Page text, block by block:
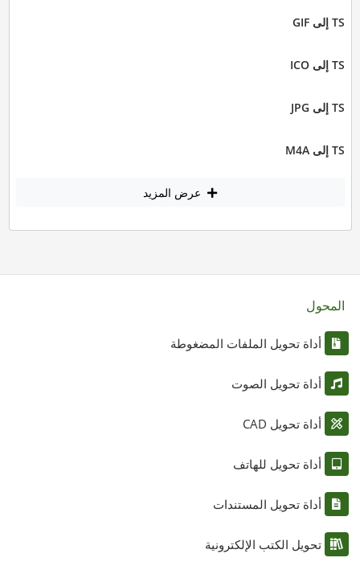
TS إلى GIF
TS إلى ICO
TS إلى JPG
TS إلى M4A
عرض المزيد
المحول
أداة تحويل الملفات المضغوطة
أداة تحويل الصوت
أداة تحويل CAD
أداة تحويل للهاتف
أداة تحويل المستندات
تحويل الكتب الإلكترونية